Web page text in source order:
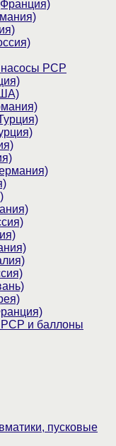
PCP
и баллоны
пусковые